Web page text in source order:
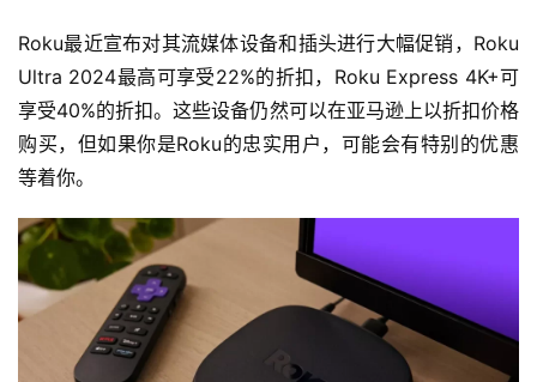
Roku最近宣布对其流媒体设备和插头进行大幅促销，Roku
Ultra 2024最高可享受22%的折扣，Roku Express 4K+可
享受40%的折扣。这些设备仍然可以在亚马逊上以折扣价格
购买，但如果你是Roku的忠实用户，可能会有特别的优惠
等着你。